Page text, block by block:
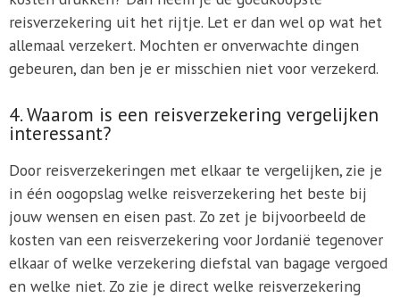
reisverzekering uit het rijtje. Let er dan wel op wat het
allemaal verzekert. Mochten er onverwachte dingen
gebeuren, dan ben je er misschien niet voor verzekerd.
4. Waarom is een reisverzekering vergelijken
interessant?
Door reisverzekeringen met elkaar te vergelijken, zie je
in één oogopslag welke reisverzekering het beste bij
jouw wensen en eisen past. Zo zet je bijvoorbeeld de
kosten van een reisverzekering voor Jordanië tegenover
elkaar of welke verzekering diefstal van bagage vergoed
en welke niet. Zo zie je direct welke reisverzekering